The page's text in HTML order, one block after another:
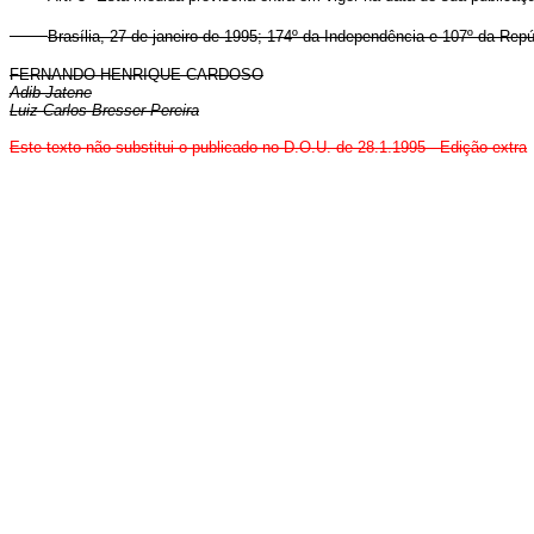
Brasília, 27 de janeiro de 1995; 174º da Independência e 107º da
FERNANDO HENRIQUE CARDOSO
Adib Jatene
Luiz Carlos Bresser Pereira
Este texto não substitui o publicado no D.O.U. de 28.1.1995 - Edição extra